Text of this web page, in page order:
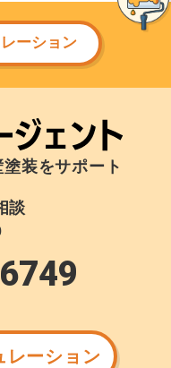
ーション
装をサポート
談
レーション